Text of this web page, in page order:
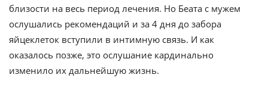
близости на весь период лечения. Но Беата с мужем
ослушались рекомендаций и за 4 дня до забора
яйцеклеток вступили в интимную связь. И как
оказалось позже, это ослушание кардинально
изменило их дальнейшую жизнь.